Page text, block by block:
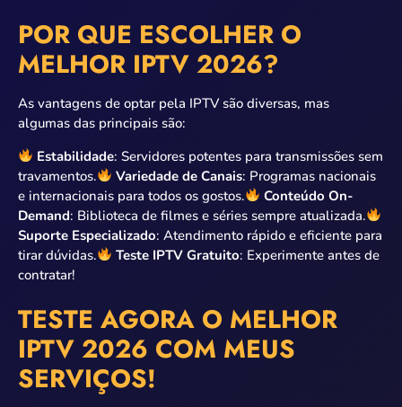
POR QUE ESCOLHER O
MELHOR IPTV 2026?
As vantagens de optar pela IPTV são diversas, mas
algumas das principais são:
Estabilidade: Servidores potentes para transmissões sem
travamentos.
Variedade de Canais: Programas nacionais
e internacionais para todos os gostos.
Conteúdo On-
Demand: Biblioteca de filmes e séries sempre atualizada.
Suporte Especializado: Atendimento rápido e eficiente para
tirar dúvidas.
Teste IPTV Gratuito: Experimente antes de
contratar!
TESTE AGORA O MELHOR
IPTV 2026 COM MEUS
SERVIÇOS!